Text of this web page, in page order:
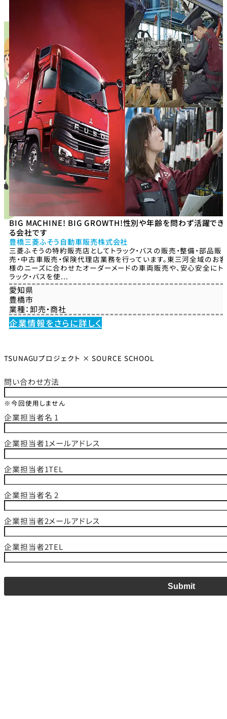
BIG MACHINE! BIG GROWTH!性別や年齢を問わず活躍でき
る会社です
豊橋三菱ふそう自動車販売株式会社
三菱ふそうの特約販売店としてトラック・バスの販売・整備・部品販
売・中古車販売・保険代理店業務を行っています。東三河全域のお客
様のニーズに合わせたオーダーメードの車両販売や、安心安全にト
ラック・バスを使...
愛知県
豊橋市
業種：卸売・商社
企業情報をさらに詳しく
TSUNAGUプロジェクト × SOURCE SCHOOL
問い合わせ方法
※今回使用しません
企業担当者名 1
企業担当者1メールアドレス
企業担当者1TEL
企業担当者名 2
企業担当者2メールアドレス
企業担当者2TEL
Submit